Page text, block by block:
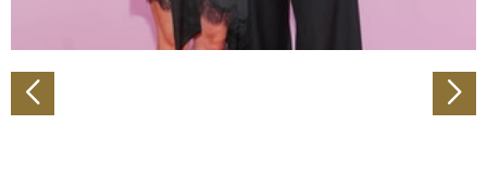
Partner führen diese Informationen möglicherweise mit
weiteren Daten zusammen, die Sie ihnen bereitgestellt
gesammelt haben.